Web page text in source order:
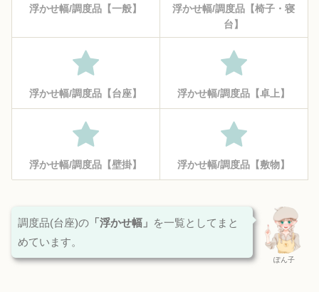
浮かせ幅/調度品【一般】
浮かせ幅/調度品【椅子・寝
台】
浮かせ幅/調度品【台座】 浮かせ幅/調度品【卓上】
浮かせ幅/調度品【壁掛】 浮かせ幅/調度品【敷物】
ぽん子
調度品(台座)の 「浮かせ幅」 を一覧としてまと
めています。